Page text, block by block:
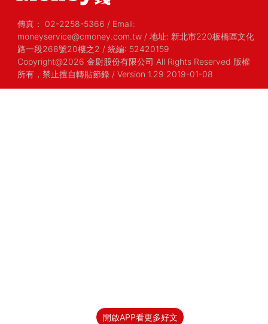
開啟APP看更多好文
傳真： 02-2258-5366 / Email:
moneyservice@cmoney.com.tw / 地址: 新北市220板橋區文化
路一段268號20樓之2 / 統編: 52420159
Copyright@2026 金尉股份有限公司 All Rights Reserved 版權
所有，禁止擅自轉貼節錄 / Version 1.29 2019-01-08